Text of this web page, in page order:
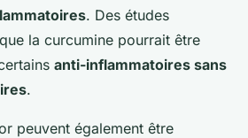
. Des études
la curcumine pourrait être
anti-inflammatoires sans
.
peuvent également être